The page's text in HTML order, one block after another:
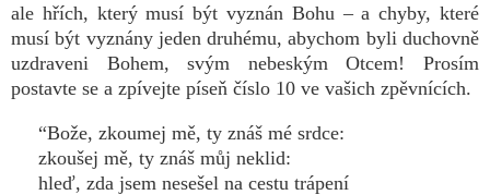
ale hřích, který musí být vyznán Bohu – a chyby, které
musí být vyznány jeden druhému, abychom byli duchovně
uzdraveni Bohem, svým nebeským Otcem! Prosím
postavte se a zpívejte píseň číslo 10 ve vašich zpěvnících.
“Bože, zkoumej mě, ty znáš mé srdce:
zkoušej mě, ty znáš můj neklid:
hleď, zda jsem nesešel na cestu trápení